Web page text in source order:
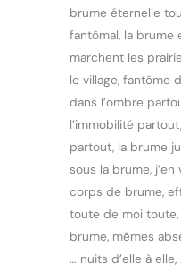
brume éternelle
fantômal, la brume
marchent les
le village, fantôme
dans l’ombre
l’immobilité
partout, la brume
sous la brume,
corps de brume,
toute de moi toute,
brume, mêmes
… nuits d’elle à